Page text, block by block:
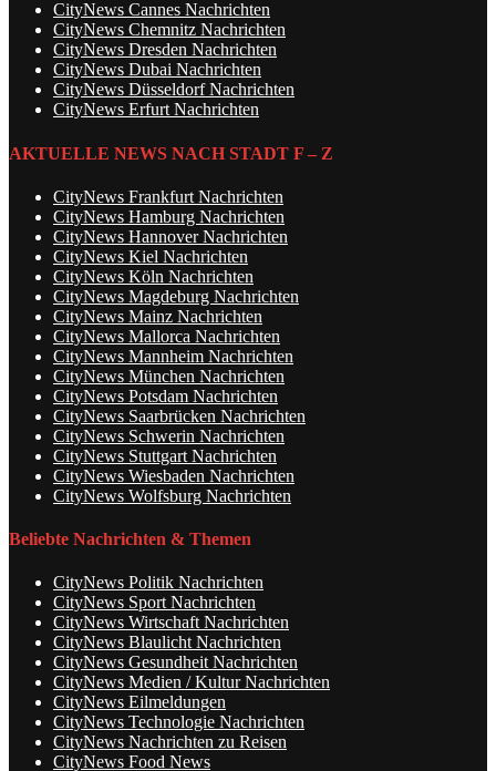
CityNews Cannes Nachrichten
CityNews Chemnitz Nachrichten
CityNews Dresden Nachrichten
CityNews Dubai Nachrichten
CityNews Düsseldorf Nachrichten
CityNews Erfurt Nachrichten
AKTUELLE NEWS NACH STADT F – Z
CityNews Frankfurt Nachrichten
CityNews Hamburg Nachrichten
CityNews Hannover Nachrichten
CityNews Kiel Nachrichten
CityNews Köln Nachrichten
CityNews Magdeburg Nachrichten
CityNews Mainz Nachrichten
CityNews Mallorca Nachrichten
CityNews Mannheim Nachrichten
CityNews München Nachrichten
CityNews Potsdam Nachrichten
CityNews Saarbrücken Nachrichten
CityNews Schwerin Nachrichten
CityNews Stuttgart Nachrichten
CityNews Wiesbaden Nachrichten
CityNews Wolfsburg Nachrichten
Beliebte Nachrichten & Themen
CityNews Politik Nachrichten
CityNews Sport Nachrichten
CityNews Wirtschaft Nachrichten
CityNews Blaulicht Nachrichten
CityNews Gesundheit Nachrichten
CityNews Medien / Kultur Nachrichten
CityNews Eilmeldungen
CityNews Technologie Nachrichten
CityNews Nachrichten zu Reisen
CityNews Food News